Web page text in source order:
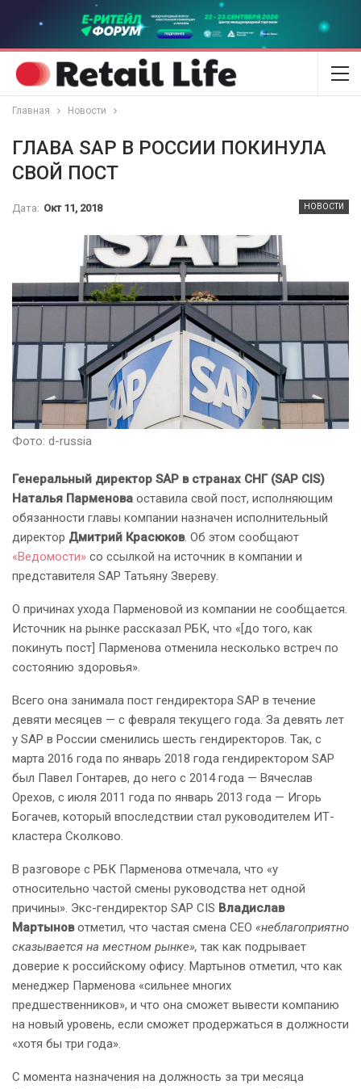
Главная Новости
ГЛАВА SAP В РОССИИ ПОКИНУЛА
СВОЙ ПОСТ
НОВОСТИ
Дата: Окт 11, 2018
Фото: d-russia
Генеральный директор SAP в странах СНГ (SAP CIS)
Наталья Парменова оставила свой пост, исполняющим
обязанности главы компании назначен исполнительный
директор Дмитрий Красюков. Об этом сообщают
«Ведомости» со ссылкой на источник в компании и
представителя SAP Татьяну Звереву.
О причинах ухода Парменовой из компании не сообщается.
Источник на рынке рассказал РБК, что «[до того, как
покинуть пост] Парменова отменила несколько встреч по
состоянию здоровья».
Всего она занимала пост гендиректора SAP в течение
девяти месяцев — с февраля текущего года. За девять лет
у SAP в России сменились шесть гендиректоров. Так, с
марта 2016 года по январь 2018 года гендиректором SAP
был Павел Гонтарев, до него с 2014 года — Вячеслав
Орехов, с июля 2011 года по январь 2013 года — Игорь
Богачев, который впоследствии стал руководителем ИТ-
кластера Сколково.
В разговоре с РБК Парменова отмечала, что «у
относительно частой смены руководства нет одной
причины». Экс-гендиректор SAP CIS Владислав
Мартыновотметил, что частая смена CEO «неблагоприятно
сказывается на местном рынке», так как подрывает
доверие к российскому офису. Мартынов отметил, что как
менеджер Парменова «сильнее многих
предшественников», и что она сможет вывести компанию
на новый уровень, если сможет продержаться в должности
«хотя бы три года».
С момента назначения на должность за три месяца